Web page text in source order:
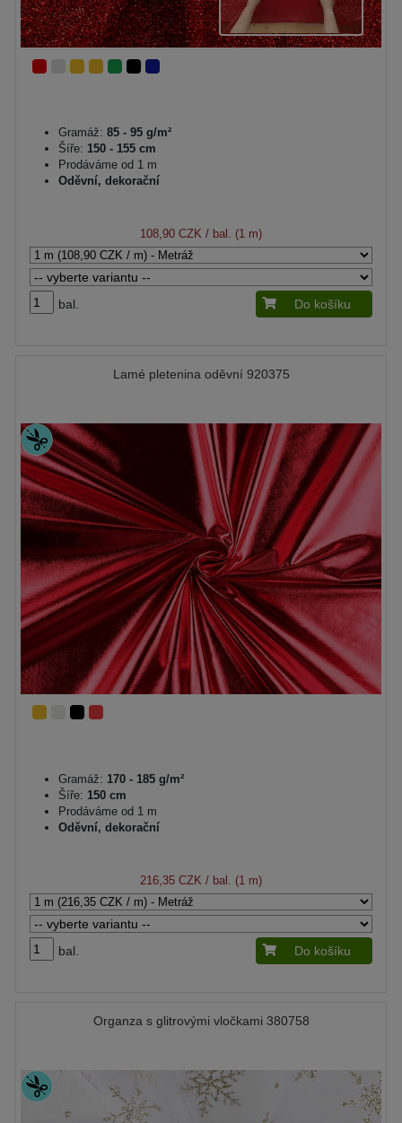
Gramáž: 85 - 95 g/m²
Šíře: 150 - 155 cm
Prodáváme od 1 m
Oděvní, dekorační
108,90 CZK / bal. (1 m)
bal. Do košíku
Lamé pletenina oděvní 920375
Gramáž: 170 - 185 g/m²
Šíře: 150 cm
Prodáváme od 1 m
Oděvní, dekorační
216,35 CZK / bal. (1 m)
bal. Do košíku
Organza s glitrovými vločkami 380758